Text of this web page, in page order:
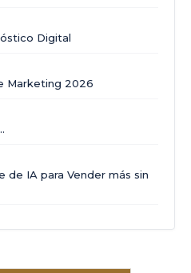
Digital
Marketing 2026
de IA para Vender más sin